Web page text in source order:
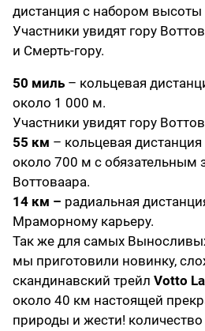
дистанция с набором
Участники увидят гору
и Смерть-гору.
50 миль – кольцевая
около 1 000 м.
Участники увидят гору
55 км – кольцевая
около 700 м с обязательным
Воттоваара.
14 км – радиальная
Мраморному карьеру.
Так же для самых
мы приготовили новинку,
скандинавский трейл Votto
около 40 км настоящей
природы и жести! количество